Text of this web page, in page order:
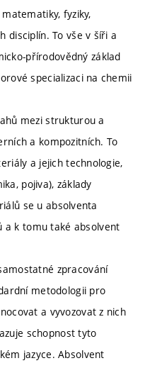
fyziky,
disciplín. To vše v šíři a
přírodovědný základ
specializaci na chemii
mezi strukturou a
a kompozitních. To
a jejich technologie,
pojiva), základy
se u absolventa
a k tomu také absolvent
zpracování
metodologii pro
a vyvozovat z nich
schopnost tyto
jazyce. Absolvent